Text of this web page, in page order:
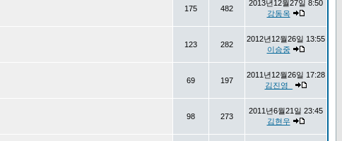
175 482
2013년12월27일 8:50
강동옥
123 282
2012년12월26일 13:55
이승중
69 197
2011년12월26일 17:28
김진영_
98 273
2011년6월21일 23:45
김현우